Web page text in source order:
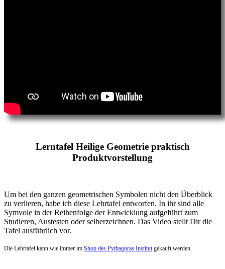
Lerntafel Heilige Geometrie praktisch
Produktvorstellung
Um bei den ganzen geometrischen Symbolen nicht den Überblick
zu verlieren, habe ich diese Lehrtafel entworfen. In ihr sind alle
Symvole in der Reihenfolge der Entwicklung aufgeführt zum
Studieren, Austesten oder selberzeichnen. Das Video stellt Dir die
Tafel ausführlich vor.
Die Lehrtafel kann wie immer im Shop des Pythagoras Institut gekauft werden.